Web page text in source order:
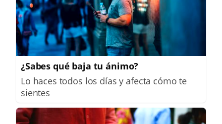
¿Sabes qué baja tu ánimo?
Lo haces todos los días y afecta cómo te
sientes